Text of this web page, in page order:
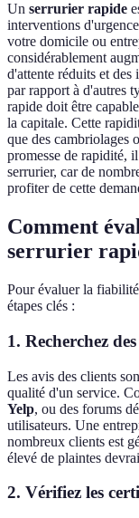
Un serrurier rapide
interventions
votre domicile ou
considérablement
d'attente réduits et des
par rapport à d'autres
rapide doit être
la capitale. Cette
que des cambriolages
promesse de rapidité,
serrurier, car de
profiter de cette
Comment
serrurier
Pour évaluer la
étapes clés :
1. Recherchez
Les avis des clients
qualité d'un service.
Yelp, ou des forums
utilisateurs. Une
nombreux clients est
élevé de plaintes
2. Vérifiez les